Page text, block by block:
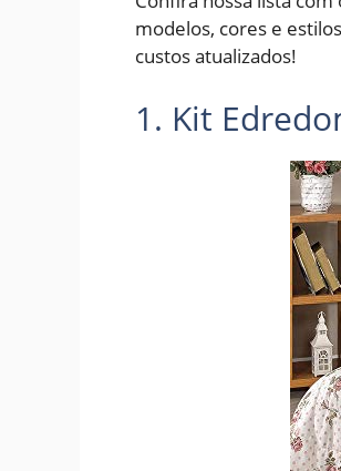
modelos, cores e
custos atualizados!
1. Kit